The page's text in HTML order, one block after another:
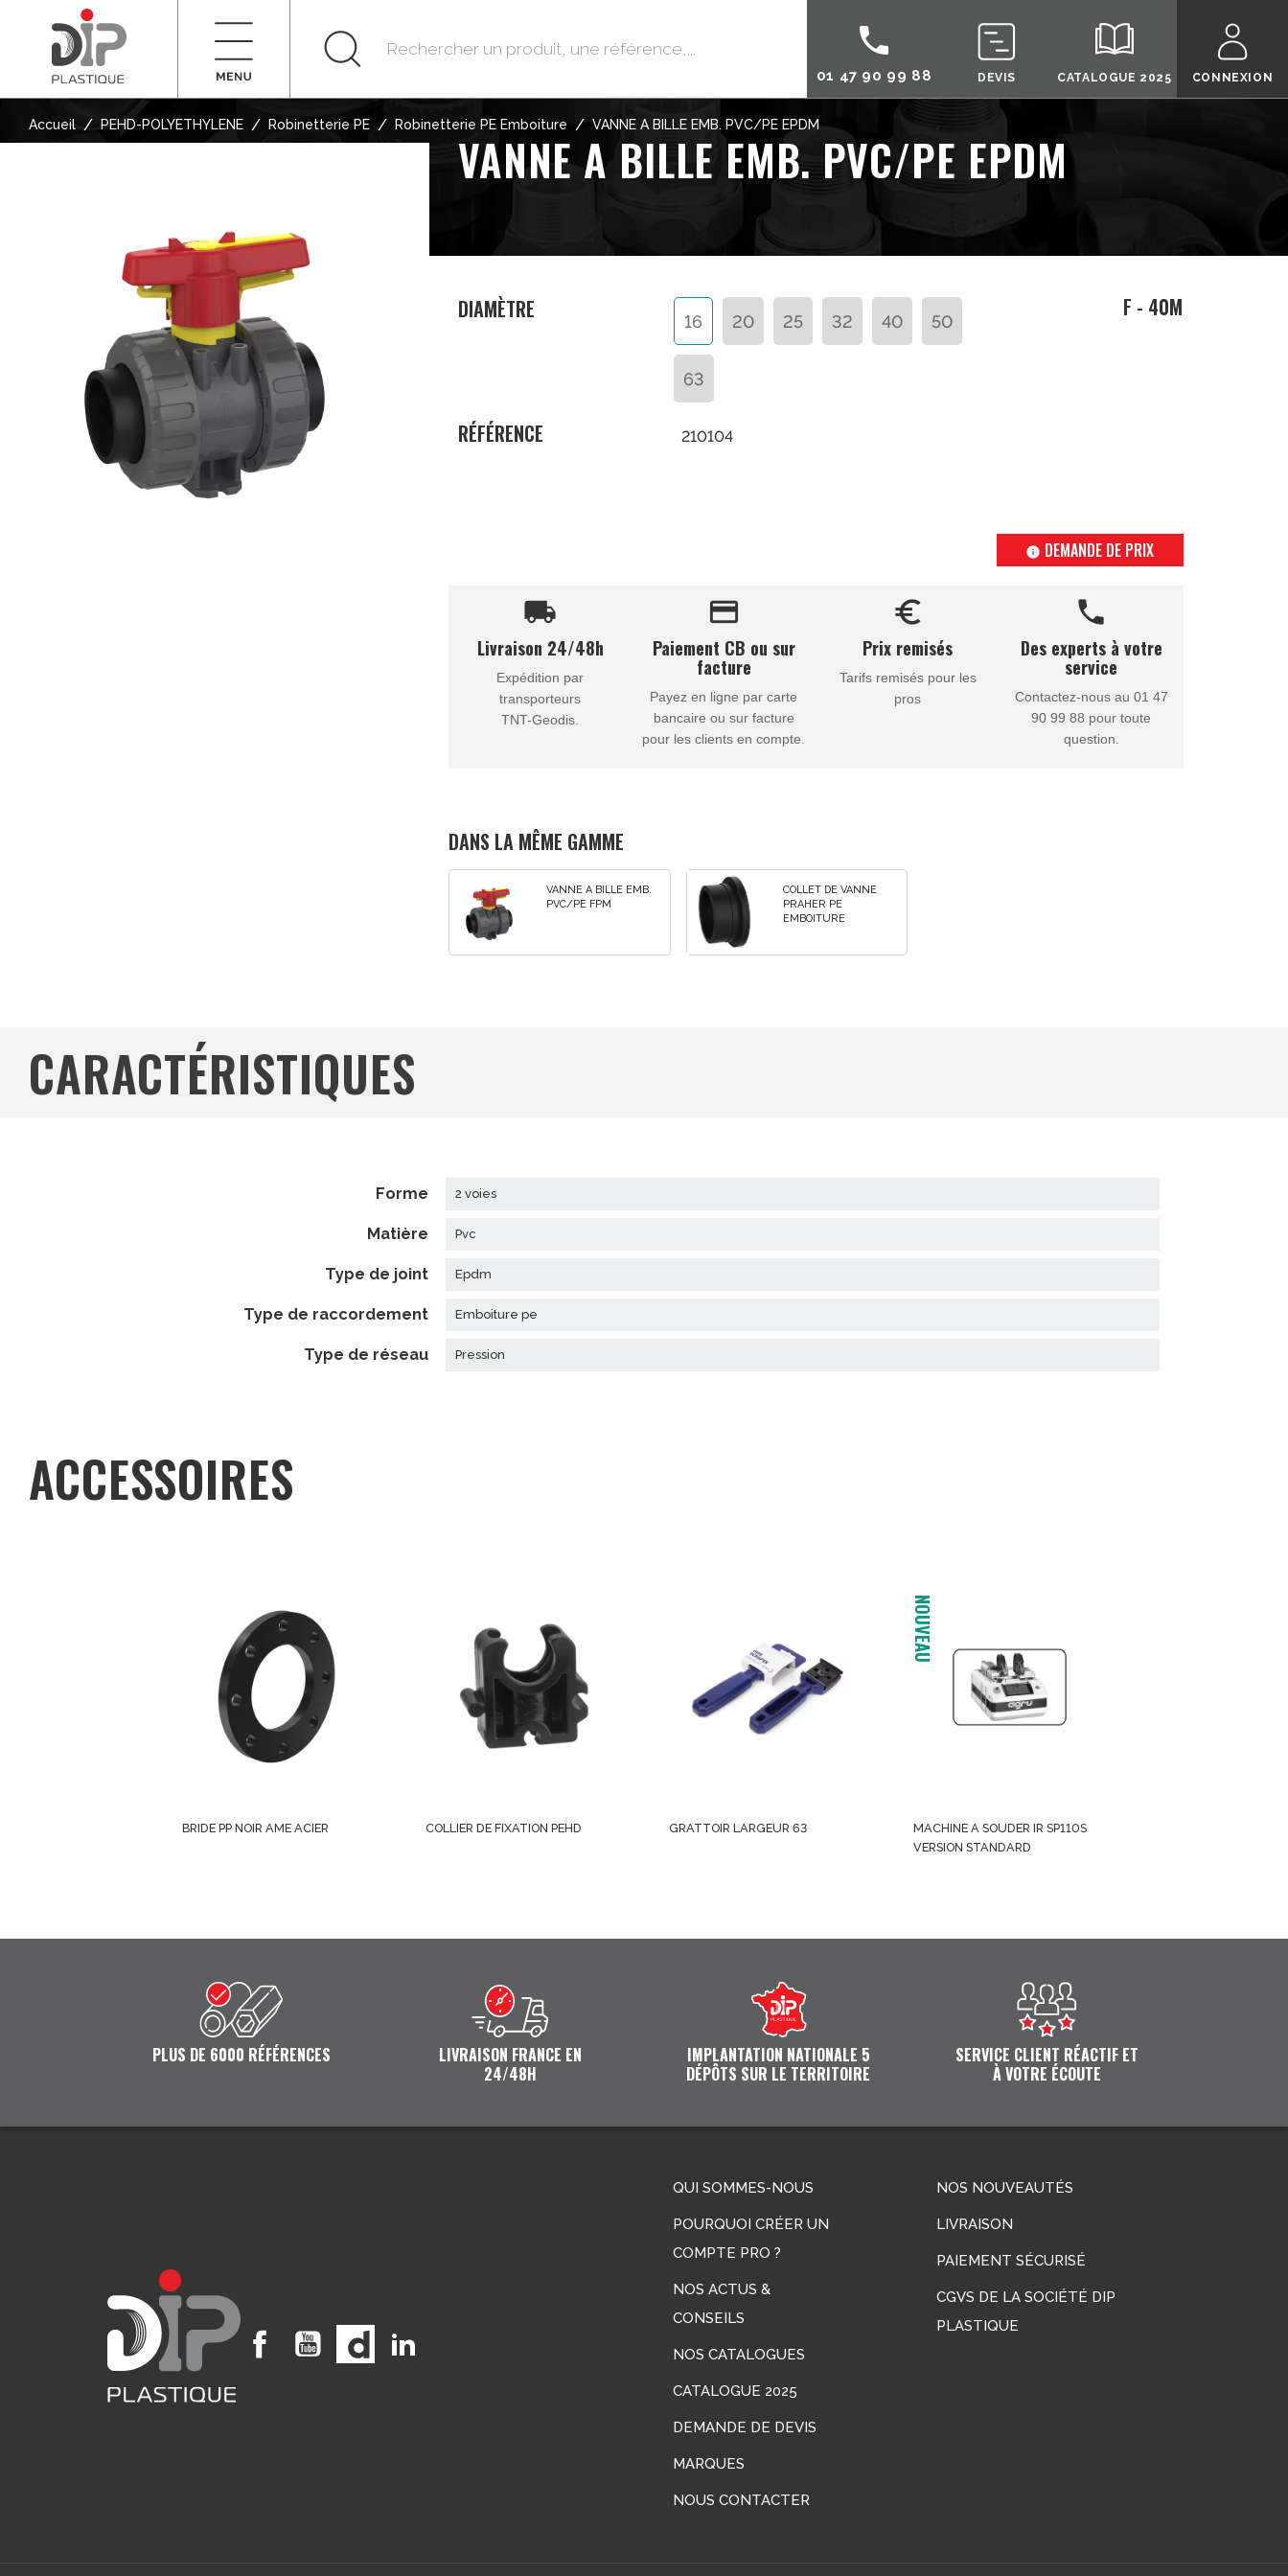
CONNEXION
call
01 47 90 99 88 DEVIS CATALOGUE 2025
Accueil / PEHD-POLYETHYLENE / Robinetterie PE / Robinetterie PE Emboiture / VANNE A BILLE EMB. PVC/PE EPDM
VANNE A BILLE EMB. PVC/PE EPDM
DIAMÈTRE 16 20 25 32 40 50
63
RÉFÉRENCE 210104
F - 40M
info DEMANDE DE PRIX
local_shipping
Livraison 24/48h
Expédition par
transporteurs
TNT-Geodis.
credit_card
Paiement CB ou sur
facture
Payez en ligne par carte
bancaire ou sur facture
pour les clients en compte.
euro_symbol
Prix remisés
Tarifs remisés pour les
pros
call
Des experts à votre
service
Contactez-nous au 01 47
90 99 88 pour toute
question.
DANS LA MÊME GAMME
VANNE A BILLE EMB.
PVC/PE FPM
COLLET DE VANNE
PRAHER PE
EMBOITURE
CARACTÉRISTIQUES
forme 2 voies
matière pvc
type de joint epdm
type de raccordement emboiture pe
type de réseau pression
ACCESSOIRES
BRIDE PP NOIR AME ACIER COLLIER DE FIXATION PEHD GRATTOIR LARGEUR 63
NOUVEAU
MACHINE A SOUDER IR SP110S
VERSION STANDARD
PLUS DE 6000 RÉFÉRENCES
LIVRAISON FRANCE EN
24/48H
IMPLANTATION NATIONALE 5
DÉPÔTS SUR LE TERRITOIRE
SERVICE CLIENT RÉACTIF ET
À VOTRE ÉCOUTE
FacebookYouTube
QUI SOMMES-NOUS
POURQUOI CRÉER UN
COMPTE PRO ?
NOS ACTUS &
CONSEILS
NOS CATALOGUES
CATALOGUE 2025
DEMANDE DE DEVIS
MARQUES
NOUS CONTACTER
NOS NOUVEAUTÉS
LIVRAISON
PAIEMENT SÉCURISÉ
CGVS DE LA SOCIÉTÉ DIP
PLASTIQUE